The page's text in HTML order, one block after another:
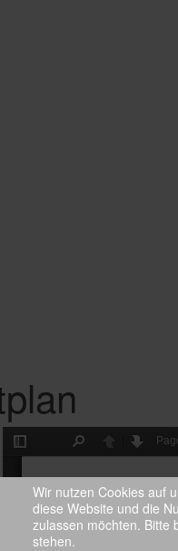
Wir nutzen Cookies auf
diese Website und die
zulassen möchten. Bitte
stehen.